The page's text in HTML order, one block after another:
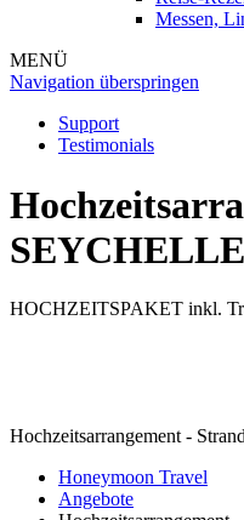
Messen,
MENÜ
Navigation überspringen
Support
Testimonials
HOCHZEITSPAKET inkl.
Hochzeitsarrangement -
Honeymoon Travel
Angebote